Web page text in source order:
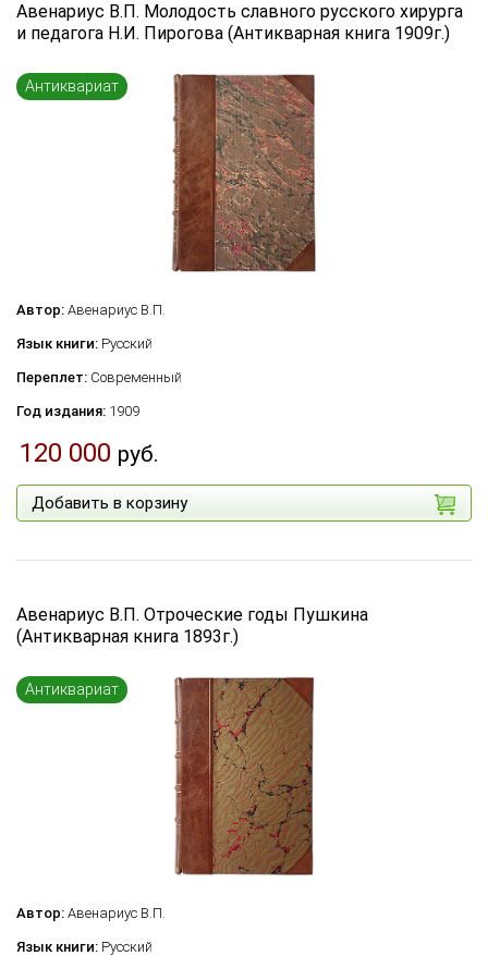
Авенариус В.П. Молодость славного русского хирурга
и педагога Н.И. Пирогова (Антикварная книга 1909г.)
Антиквариат
Автор: Авенариус В.П.
Язык книги: Русский
Переплет: Современный
Год издания: 1909
120 000 руб.
Добавить в корзину
Авенариус В.П. Отроческие годы Пушкина
(Антикварная книга 1893г.)
Антиквариат
Автор: Авенариус В.П.
Язык книги: Русский